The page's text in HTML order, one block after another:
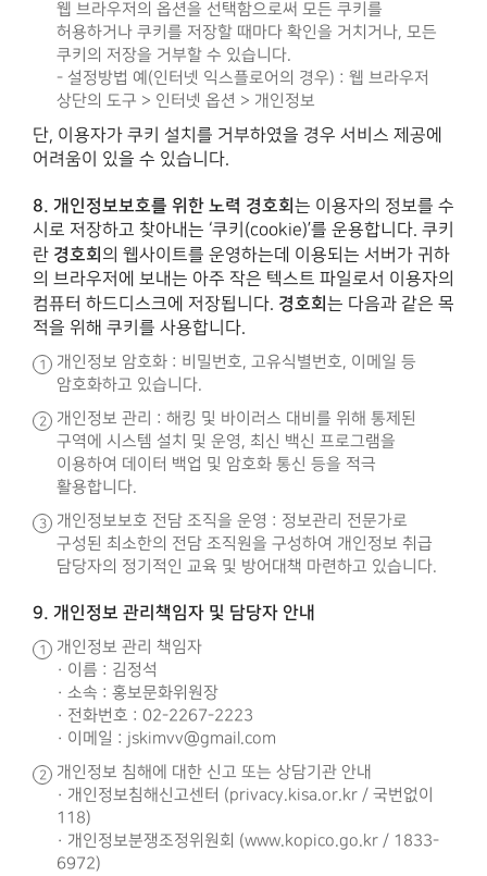
웹 브라우저의 옵션을 선택함으로써 모든 쿠키를
허용하거나 쿠키를 저장할 때마다 확인을 거치거나, 모든
쿠키의 저장을 거부할 수 있습니다.
- 설정방법 예(인터넷 익스플로어의 경우) : 웹 브라우저
상단의 도구 > 인터넷 옵션 > 개인정보
단, 이용자가 쿠키 설치를 거부하였을 경우 서비스 제공에
어려움이 있을 수 있습니다.
8. 개인정보보호를 위한 노력 경호회 는 이용자의 정보를 수
시로 저장하고 찾아내는 ‘쿠키(cookie)’를 운용합니다. 쿠키
란 경호회 의 웹사이트를 운영하는데 이용되는 서버가 귀하
의 브라우저에 보내는 아주 작은 텍스트 파일로서 이용자의
컴퓨터 하드디스크에 저장됩니다. 경호회 는 다음과 같은 목
적을 위해 쿠키를 사용합니다.
개인정보 암호화 : 비밀번호, 고유식별번호, 이메일 등
암호화하고 있습니다.
개인정보 관리 : 해킹 및 바이러스 대비를 위해 통제된
구역에 시스템 설치 및 운영, 최신 백신 프로그램을
이용하여 데이터 백업 및 암호화 통신 등을 적극
활용합니다.
개인정보보호 전담 조직을 운영 : 정보관리 전문가로
구성된 최소한의 전담 조직원을 구성하여 개인정보 취급
담당자의 정기적인 교육 및 방어대책 마련하고 있습니다.
9. 개인정보 관리책임자 및 담당자 안내
개인정보 관리 책임자
· 이름 : 김정석
· 소속 : 홍보문화위원장
· 전화번호 : 02-2267-2223
· 이메일 : jskimvv@gmail.com
개인정보 침해에 대한 신고 또는 상담기관 안내
· 개인정보침해신고센터 (privacy.kisa.or.kr / 국번없이
118)
· 개인정보분쟁조정위원회 (www.kopico.go.kr / 1833-
6972)